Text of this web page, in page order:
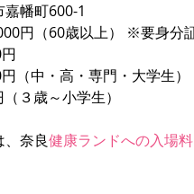
幡町600-1
円（60歳以上） ※要身分
中・高・専門・大学生）
歳～小学生）
、奈良健康ランドへの入場